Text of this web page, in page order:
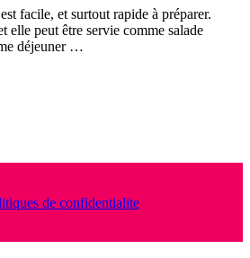
facile, et surtout rapide à préparer.
elle peut être servie comme salade
déjeuner …
de confidentialite